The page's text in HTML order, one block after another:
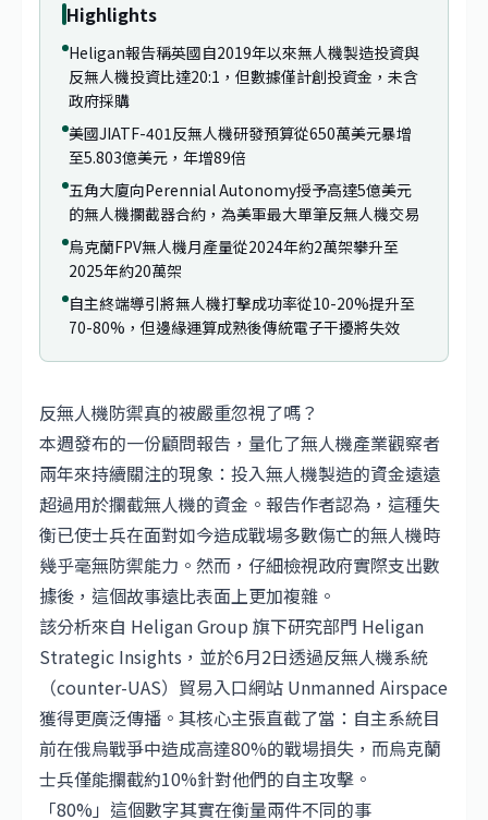
Highlights
Heligan報告稱英國自2019年以來無人機製造投資與
反無人機投資比達20:1，但數據僅計創投資金，未含
政府採購
美國JIATF-401反無人機研發預算從650萬美元暴增
至5.803億美元，年增89倍
五角大廈向Perennial Autonomy授予高達5億美元
的無人機攔截器合約，為美軍最大單筆反無人機交易
烏克蘭FPV無人機月產量從2024年約2萬架攀升至
2025年約20萬架
自主終端導引將無人機打擊成功率從10-20%提升至
70-80%，但邊緣運算成熟後傳統電子干擾將失效
反無人機防禦真的被嚴重忽視了嗎？
本週發布的一份顧問報告，量化了無人機產業觀察者
兩年來持續關注的現象：投入無人機製造的資金遠遠
超過用於攔截無人機的資金。報告作者認為，這種失
衡已使士兵在面對如今造成戰場多數傷亡的無人機時
幾乎毫無防禦能力。然而，仔細檢視政府實際支出數
據後，這個故事遠比表面上更加複雜。
該分析來自 Heligan Group 旗下研究部門 Heligan
Strategic Insights，並於6月2日透過反無人機系統
（counter-UAS）貿易入口網站 Unmanned Airspace
獲得更廣泛傳播。其核心主張直截了當：自主系統目
前在俄烏戰爭中造成高達80%的戰場損失，而烏克蘭
士兵僅能攔截約10%針對他們的自主攻擊。
「80%」這個數字其實在衡量兩件不同的事